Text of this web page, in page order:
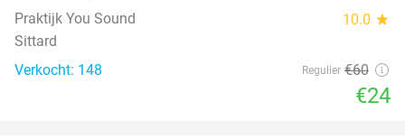
Praktijk You Sound 10.0 star
Sittard
Verkocht: 148
Regulier €60
€24